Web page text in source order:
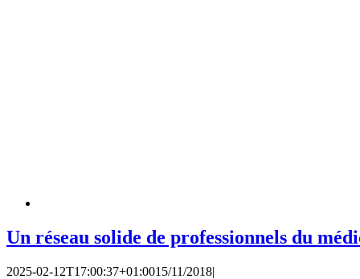
Un réseau solide de professionnels du
2025-02-12T17:00:37+01:0015/11/2018|